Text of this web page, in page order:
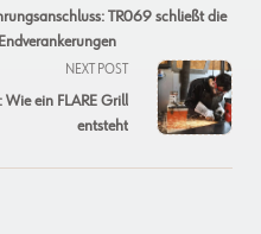
TR069 schließt die
NEXT POST
Wie ein FLARE Grill
entsteht